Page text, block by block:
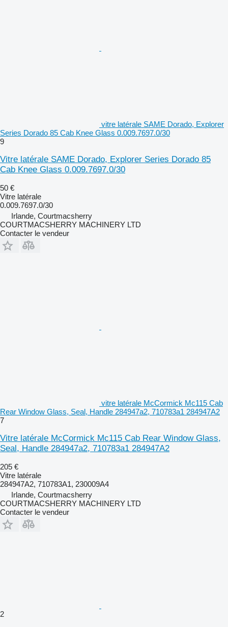
vitre latérale SAME Dorado, Explorer
Series Dorado 85 Cab Knee Glass 0.009.7697.0/30
9
Vitre latérale SAME Dorado, Explorer Series Dorado 85
Cab Knee Glass 0.009.7697.0/30
50 €
Vitre latérale
0.009.7697.0/30
Irlande, Courtmacsherry
COURTMACSHERRY MACHINERY LTD
Contacter le vendeur
vitre latérale McCormick Mc115 Cab
Rear Window Glass, Seal, Handle 284947a2, 710783a1 284947A2
7
Vitre latérale McCormick Mc115 Cab Rear Window Glass,
Seal, Handle 284947a2, 710783a1 284947A2
205 €
Vitre latérale
284947A2, 710783A1, 230009A4
Irlande, Courtmacsherry
COURTMACSHERRY MACHINERY LTD
Contacter le vendeur
2